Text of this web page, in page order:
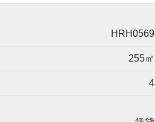
HRH0569
255㎡
4